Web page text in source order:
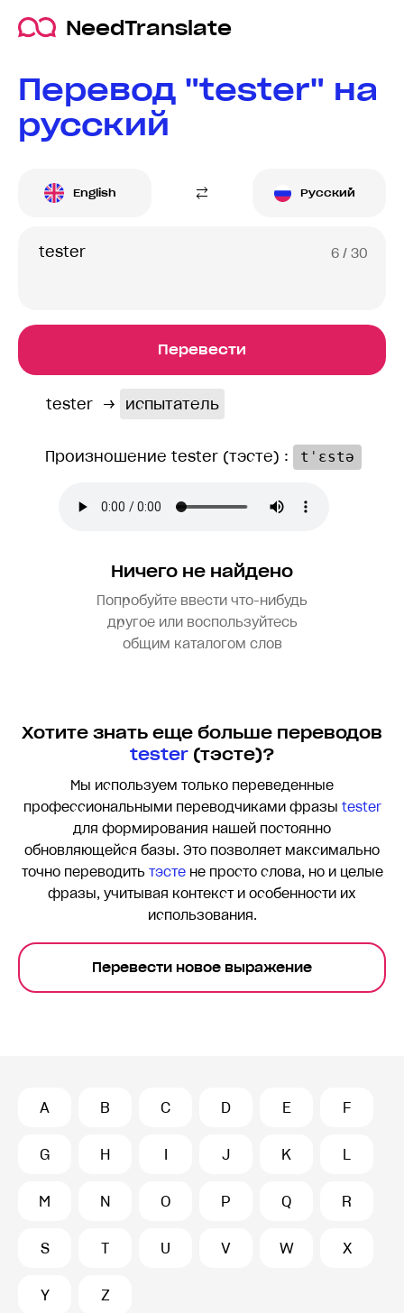
NeedTranslate
Перевод "tester" на
русский
English Русский
6 / 30
Перевести
tester → испытатель
Произношение tester (тэсте) : tˈɛstə
Ничего не найдено
Попробуйте ввести что-нибудь
другое или воспользуйтесь
общим каталогом слов
Хотите знать еще больше переводов
tester(тэсте)?
Мы используем только переведенные
профессиональными переводчиками фразы tester
для формирования нашей постоянно
обновляющейся базы. Это позволяет максимально
точно переводить тэстене просто слова, но и целые
фразы, учитывая контекст и особенности их
использования.
Перевести новое выражение
A B C D E F
G H I J K L
M N O P Q R
S T U V W X
Y Z